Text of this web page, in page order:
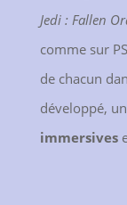
Jedi : Fallen
comme sur
de chacun
développé,
immersives